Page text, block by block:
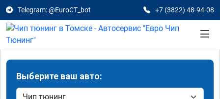
Telegram: @EuroCT_bot +7 (3822) 48-94-08
Выберите ваш авто: